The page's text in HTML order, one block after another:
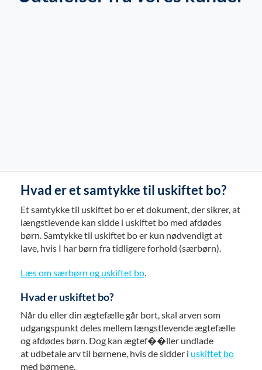
Hvad er et samtykke til uskiftet bo?
Et samtykke til uskiftet bo er et dokument, der sikrer, at
længstlevende kan sidde i uskiftet bo med afdødes
børn. Samtykke til uskiftet bo er kun nødvendigt at
lave, hvis I har børn fra tidligere forhold (særbørn).
Læs om særbørn og uskiftet bo.
Hvad er uskiftet bo?
Når du eller din ægtefælle går bort, skal arven som
udgangspunkt deles mellem længstlevende ægtefælle
og afdødes børn. Dog kan ægtef��ller undlade
at udbetale arv til børnene, hvis de sidder i uskiftet bo
med børnene.